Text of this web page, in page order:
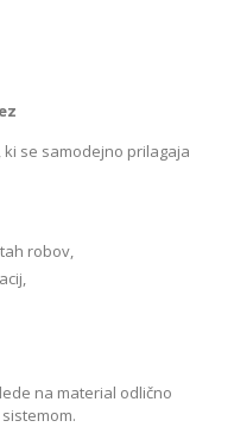
se samodejno prilagaja
robov,
na material odlično